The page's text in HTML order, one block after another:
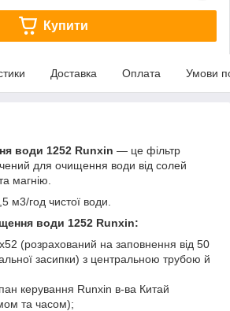
Купити
Доставка Оплата Умови
води 1252 Runxin — це фільтр
для очищення води від солей
магнію.
м3/год чистої води.
води 1252 Runxin:
(розрахований на заповнення від 50
засипки) з центральною трубою й
керування Runxin в-ва Китай
та часом);